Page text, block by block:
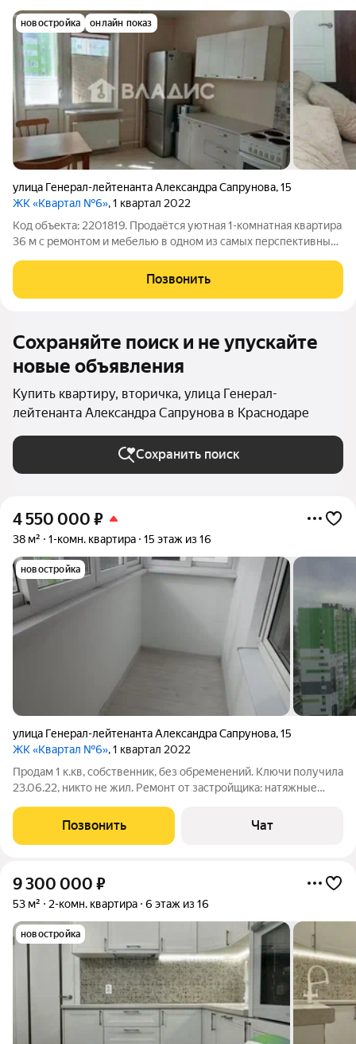
новостройка онлайн показ
улица Генерал-лейтенанта Александра Сапрунова,15
ЖК «Квартал №6», 1 квартал 2022
Код объекта: 2201819. Продаётся уютная 1-комнатная квартира
36 м с ремонтом и мебелью в одном из самых перспективных
лейтенанта Александра Сапрунова, 15 Если вы ищете
квартиру, в которую можно
Позвонить
Сохраняйте поиск и не упускайте
новые объявления
Купить квартиру, вторичка, улица Генерал-
лейтенанта Александра Сапрунова в Краснодаре
Сохранить поиск
4 550 000 ₽
38 м² 1-комн. квартира 15 этаж из 16
новостройка
улица Генерал-лейтенанта Александра Сапрунова,15
ЖК «Квартал №6», 1 квартал 2022
Продам 1 к.кв, собственник, без обременений. Ключи получила
23.06.22, никто не жил. Ремонт от застройщика: натяжные
двери, есть электрическая плита и холодильник так же
имеется вся сантехника.
Позвонить Чат
9 300 000 ₽
53 м² 2-комн. квартира 6 этаж из 16
новостройка